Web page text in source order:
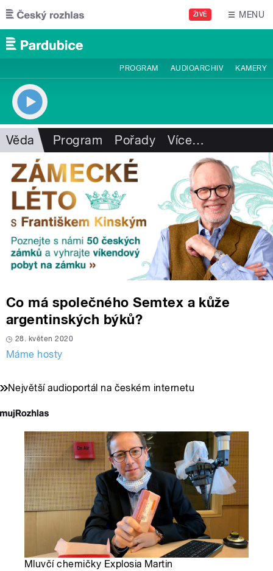
Přejít k hlavnímu obsahu
ŽIVĚ MENU
PROGRAM AUDIOARCHIV KAMERY
Věda Program Pořady Více…
Co má společného Semtex a kůže
argentinských býků?
28. květen 2020
Máme hosty
Největší audioportál na českém internetu
Mluvčí chemičky Explosia Martin